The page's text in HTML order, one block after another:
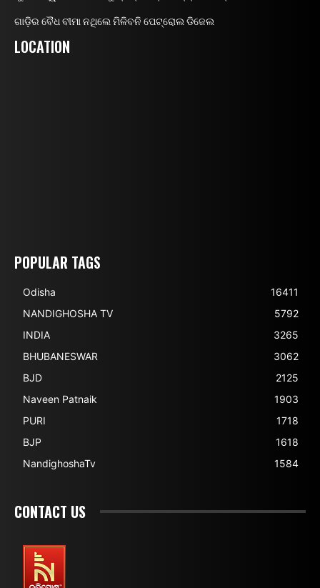
ଗାଡ଼ିର ବୈଧ ବୀମା ନଥିଲେ ମିଳିବନି ପେଟ୍ରୋଲ ଡିଜେଲ
LOCATION
POPULAR TAGS
Odisha
16411
NANDIGHOSHA TV
5792
INDIA
3265
BHUBANESWAR
3062
BJD
2125
Naveen Patnaik
1903
PURI
1718
BJP
1618
NandighoshaTv
1584
CONTACT US